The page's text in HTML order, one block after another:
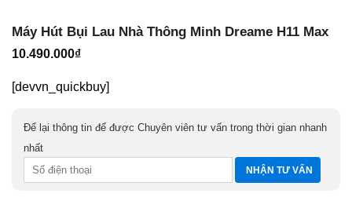
Máy Hút Bụi Lau Nhà Thông Minh Dreame H11 Max
10.490.000₫
[devvn_quickbuy]
Để lại thông tin để được Chuyên viên tư vấn trong thời gian nhanh
nhất